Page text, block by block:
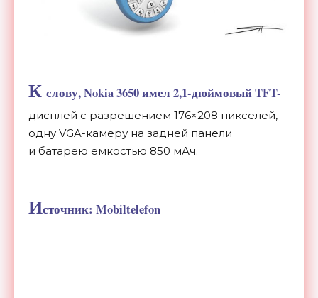
К слову, Nokia 3650 имел 2,1-дюймовыйTFT-
дисплей с разрешением 176×208 пикселей,
одну VGA-камеру на задней панели
и батарею емкостью 850 мАч.
Источник: Mobiltelefon